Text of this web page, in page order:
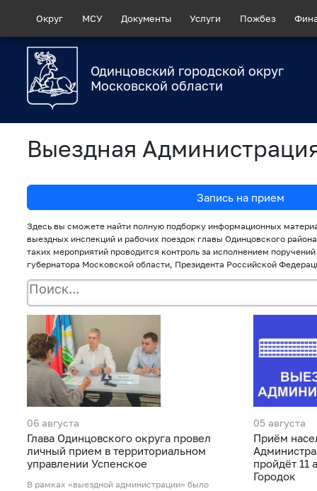
Округ МСУ Документы Услуги Пожбез
Одинцовский городской округ
Московской области
Выездная
Запись на прием
Здесь вы сможете найти полную подборку информационных
выездных инспекций и рабочих поездок главы Одинцовского
таких мероприятий проводится контроль за исполнением
губернатора Московской области, Президента Российской
06 августа
Глава Одинцовского округа провел
личный прием в территориальном
управлении Успенское
В рамках «выездной администрации» было
05 августа
Приём
пройдёт 11
Городок